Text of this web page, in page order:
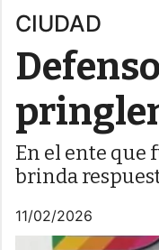
CIUDAD
En el ente que
brinda
11/02/2026